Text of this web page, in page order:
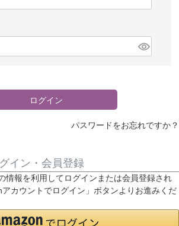
必
)
ログイン
パスワードをお忘れですか？
イン・会員登録
情報を利用してログインまたは会員登録され
カウントでログイン」ボタンよりお進みくだ